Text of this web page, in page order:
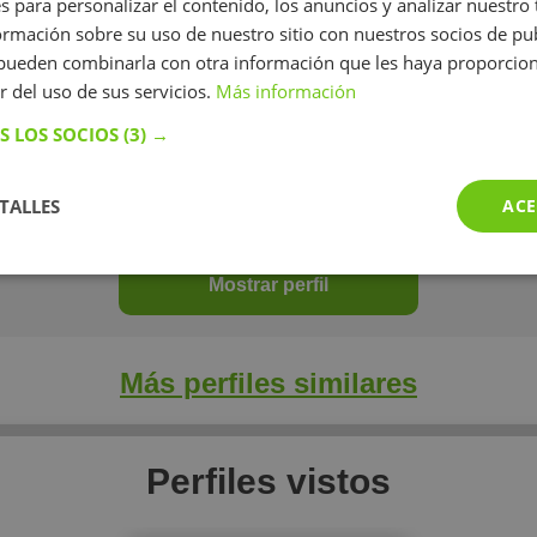
Andrea Martín Elvira
recién graduada de bachillerato y a punto de entrar en la
Mostrar perfil
Más perfiles similares
Perfiles vistos
sobre su uso de nuestro sitio con nuestros socios de
combinarla con otra información que les haya
del uso de sus servicios. Más información
LOS SOCIOS (3) →